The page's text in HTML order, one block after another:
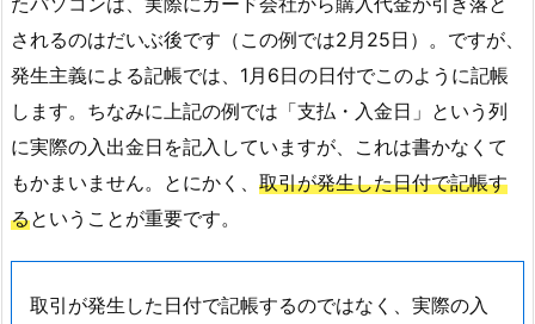
されるのはだいぶ後です（この例では2月25日）。ですが、
発生主義による記帳では、1月6日の日付でこのように記帳
します。ちなみに上記の例では「支払・入金日」という列
に実際の入出金日を記入していますが、これは書かなくて
もかまいません。とにかく、 取引が発生した日付で記帳す
るということが重要です。
取引が発生した日付で記帳するのではなく、実際の入